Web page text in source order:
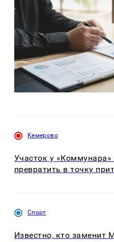
Кемерово
Участок у «Коммунара»
превратить в точку
Спорт
Известно, кто заменит